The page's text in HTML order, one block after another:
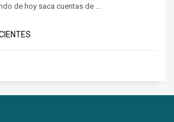
de hoy saca cuentas de ...